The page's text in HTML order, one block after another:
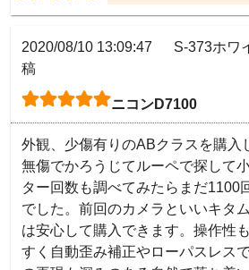
2020/08/10 13:09:47
S-373ホワ
稿
ニコンD7100
外観、少傷有りのABクラスを購入
無傷でかろうじてルーペで探して
ター回数も調べてみたらまだ1100
でした。前回のカメラといいキタ
は安心して購入できます。操作性
すく自動歪み補正やローパスレス